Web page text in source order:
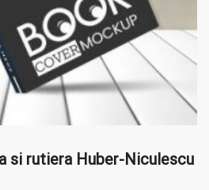
si rutiera Huber-Niculescu